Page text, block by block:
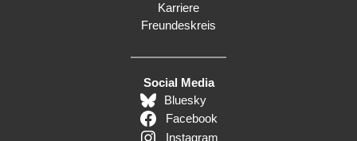
Karriere
Freundeskreis
Social Media
Bluesky
Facebook
Instagram